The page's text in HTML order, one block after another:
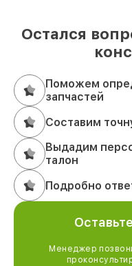
Остался
Поможем
запчастей
Составим
Выдадим
талон
Подробно
Менеджер